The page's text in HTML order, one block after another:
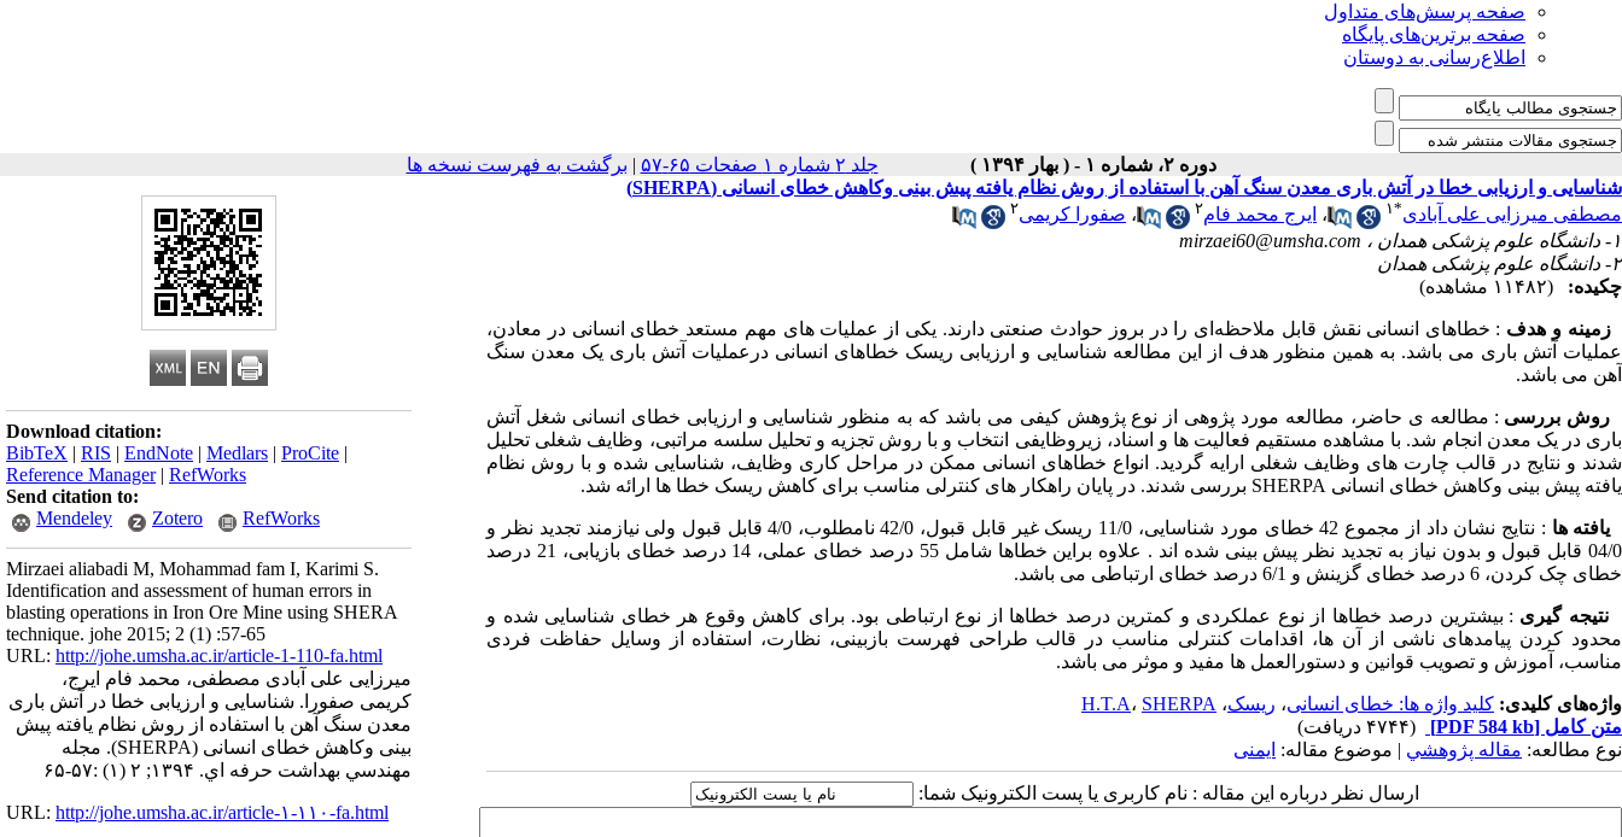
صفحه پرسش‌های متداول
صفحه برترین‌های پایگاه
اطلاع‌رسانی به دوستان
دوره ۲، شماره ۱ - ( بهار ۱۳۹۴ ) جلد ۲ شماره ۱ صفحات ۶۵-۵۷ | برگشت به فهرست نسخه ها
Download citation:
BibTeX | RIS | EndNote | Medlars | ProCite |
Reference Manager| RefWorks
Send citation to:
Mendeley
Zotero RefWorks
Mirzaei aliabadi M, Mohammad fam I, Karimi S.
Identification and assessment of human errors in
blasting operations in Iron Ore Mine using SHERA
technique. johe 2015; 2 (1) :57-65
URL: http://johe.umsha.ac.ir/article-1-110-fa.html
میرزایی علی آبادی مصطفی، محمد فام ایرج،
کریمی صفورا. شناسایی و ارزیابی خطا در آتش باری
معدن سنگ آهن با استفاده از روش نظام یافته پیش
بینی وکاهش خطای انسانی (SHERPA). مجله
مهندسي بهداشت حرفه اي. ۱۳۹۴; ۲ (۱) :۵۷-۶۵
URL: http://johe.umsha.ac.ir/article-۱-۱۱۰-fa.html
شناسایی و ارزیابی خطا در آتش باری معدن سنگ آهن با استفاده از روش نظام یافته پیش بینی وکاهش خطای انسانی (SHERPA)
مصطفی میرزایی علی آبادی*۱ ، ایرج محمد فام۲ ، صفورا کریمی۲
۱- دانشگاه علوم پزشکی همدان ،
mirzaei60@umsha.com
۲- دانشگاه علوم پزشکی همدان
چکیده:
(۱۱۴۸۲ مشاهده)
زمینه و هدف : خطاهای انسانی نقش قابل ملاحظه‌ای را در بروز حوادث صنعتی دارند. یکی از عملیات های مهم مستعد خطای انسانی در معادن،
عملیات آتش باری می باشد. به همین منظور هدف از این مطالعه شناسایی و ارزیابی ریسک خطاهای انسانی درعملیات آتش باری یک معدن سنگ
آهن می باشد.
روش بررسی : مطالعه ی حاضر، مطالعه مورد پژوهی از نوع پژوهش کیفی می باشد که به منظور شناسایی و ارزیابی خطای انسانی شغل آتش
باری در یک معدن انجام شد. با مشاهده مستقیم فعالیت ها و اسناد، زیروظایفی انتخاب و با روش تجزیه و تحلیل سلسه مراتبی، وظایف شغلی تحلیل
شدند و نتایج در قالب چارت های وظایف شغلی ارایه گردید. انواع خطاهای انسانی ممکن در مراحل کاری وظایف، شناسایی شده و با روش نظام
یافته پیش بینی وکاهش خطای انسانی SHERPA بررسی شدند. در پایان راهکار های کنترلی مناسب برای کاهش ریسک خطا ها ارائه شد.
یافته ها
: نتایج نشان داد از مجموع 42 خطای مورد شناسایی، 11/0 ریسک غیر قابل قبول، 42/0 نامطلوب، 4/0 قابل قبول ولی نیازمند تجدید نظر و
04/0 قابل قبول و بدون نیاز به تجدید نظر پیش بینی شده اند . علاوه براین خطاها شامل 55 درصد خطای عملی، 14 درصد خطای بازیابی، 21 درصد
خطای چک کردن، 6 درصد خطای گزینش و 6/1 درصد خطای ارتباطی می باشد.
نتیجه گیری : بیشترین درصد خطاها از نوع عملکردی و کمترین درصد خطاها از نوع ارتباطی بود. برای کاهش وقوع هر خطای شناسایی شده و
محدود کردن پیامدهای ناشی از آن ها، اقدامات کنترلی مناسب در قالب طراحی فهرست بازبینی، نظارت، استفاده از وسایل حفاظت فردی
مناسب، آموزش و تصویب قوانین و دستورالعمل ها مفید و موثر می باشد.
واژه‌های کلیدی: کلید واژه ها: خطای انسانی، ریسک، H.T.A، SHERPA
متن کامل [PDF 584 kb]
(۴۷۴۴ دریافت)
نوع مطالعه: مقاله پژوهشي | موضوع مقاله: ایمنی
ارسال نظر درباره این مقاله : نام کاربری یا پست الکترونیک شما: